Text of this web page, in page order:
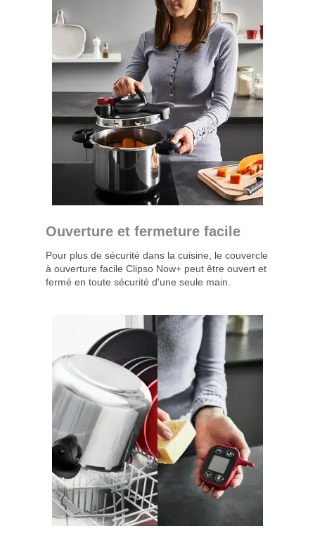
Ouverture et fermeture facile
Pour plus de sécurité dans la cuisine, le couvercle
à ouverture facile Clipso Now+ peut être ouvert et
fermé en toute sécurité d'une seule main.